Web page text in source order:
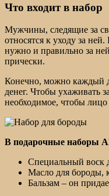
Что входит в набор
Мужчины, следящие за
относятся к уходу за
нужно и правильно за
прически.
Конечно, можно каждый
денег. Чтобы ухаживать
необходимое, чтобы лицо
В подарочные наборы
Специальный воск
Масло для бороды,
Бальзам – он